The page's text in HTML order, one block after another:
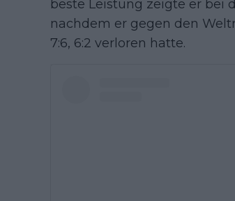
beste Leistung zeigte er bei
nachdem er gegen den
7:6, 6:2 verloren hatte.